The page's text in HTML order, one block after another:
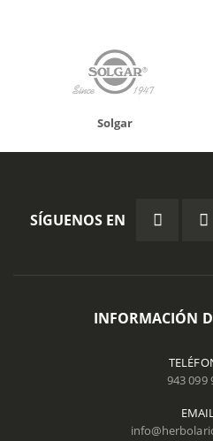
Solgar
SÍGUENOS EN
INFORMACIÓN
943 099